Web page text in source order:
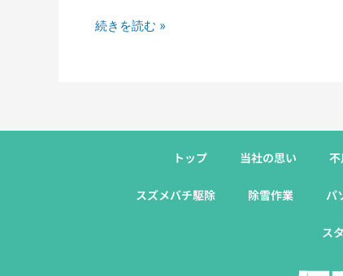
越
収
続きを読む »
トップ 当社の思い
スズメバチ駆除 除雪作業 パ
ス